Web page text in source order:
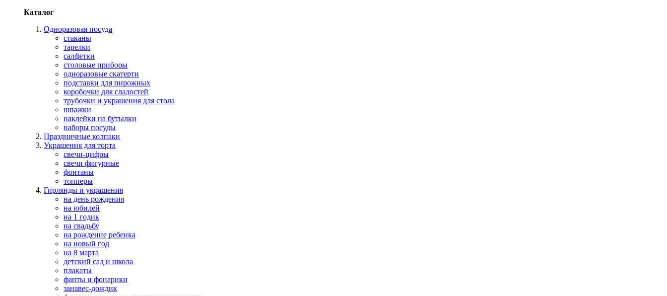
Каталог
Одноразовая посуда
стаканы
тарелки
салфетки
столовые приборы
одноразовые скатерти
подставки для пирожных
коробочки для сладостей
трубочки и украшения для стола
шпажки
наклейки на бутылки
наборы посуды
Праздничные колпаки
Украшения для торта
свечи-цифры
свечи фигурные
фонтаны
топперы
Гирлянды и украшения
на день рождения
на юбилей
на 1 годик
на свадьбу
на рождение ребенка
на новый год
на 8 марта
детский сад и школа
плакаты
фанты и фонарики
занавес-дождик